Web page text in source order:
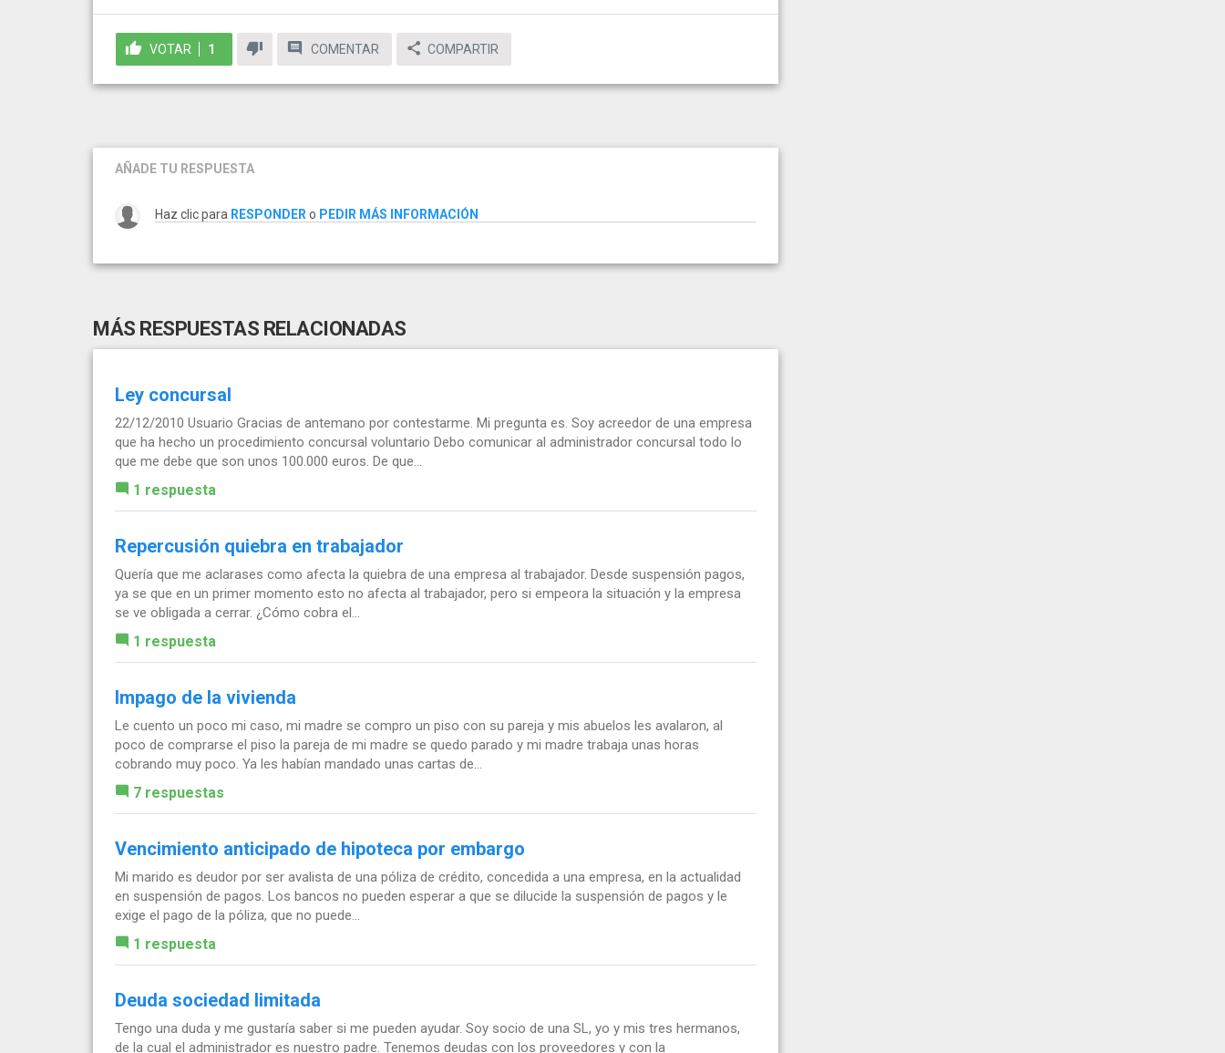
VOTAR 1 COMENTAR COMPARTIR
AÑADE TU RESPUESTA
Haz clic para RESPONDER o PEDIR MÁS INFORMACIÓN
MÁS RESPUESTAS RELACIONADAS
Ley concursal
22/12/2010 Usuario Gracias de antemano por contestarme. Mi pregunta es. Soy acreedor de una empresa
que ha hecho un procedimiento concursal voluntario Debo comunicar al administrador concursal todo lo
que me debe que son unos 100.000 euros. De que...
1 respuesta
Repercusión quiebra en trabajador
Quería que me aclarases como afecta la quiebra de una empresa al trabajador. Desde suspensión pagos,
ya se que en un primer momento esto no afecta al trabajador, pero si empeora la situación y la empresa
se ve obligada a cerrar. ¿Cómo cobra el...
1 respuesta
Impago de la vivienda
Le cuento un poco mi caso, mi madre se compro un piso con su pareja y mis abuelos les avalaron, al
poco de comprarse el piso la pareja de mi madre se quedo parado y mi madre trabaja unas horas
cobrando muy poco. Ya les habían mandado unas cartas de...
7 respuestas
Vencimiento anticipado de hipoteca por embargo
Mi marido es deudor por ser avalista de una póliza de crédito, concedida a una empresa, en la actualidad
en suspensión de pagos. Los bancos no pueden esperar a que se dilucide la suspensión de pagos y le
exige el pago de la póliza, que no puede...
1 respuesta
Deuda sociedad limitada
Tengo una duda y me gustaría saber si me pueden ayudar. Soy socio de una SL, yo y mis tres hermanos,
de la cual el administrador es nuestro padre. Tenemos deudas con los proveedores y con la